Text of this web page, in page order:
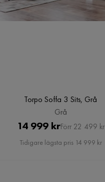
Torpo Soffa 3 Sits, Grå
Grå
Pris
14 999 krOriginal
Pris
Förr 22 499 kr
Tidigare lägsta pris 14 999 kr